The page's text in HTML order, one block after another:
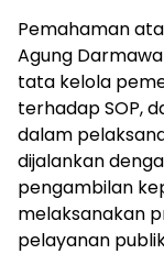
Pemahaman
Agung
tata kelola
terhadap SOP,
dalam
dijalankan
pengambilan
melaksanakan
pelayanan